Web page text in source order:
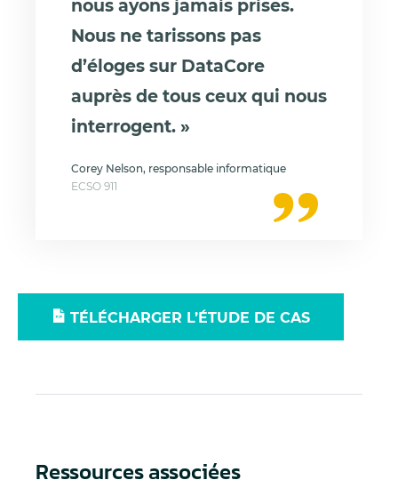
nous ayons jamais prises.
Nous ne tarissons pas
d’éloges sur DataCore
auprès de tous ceux qui nous
interrogent. »
Corey Nelson, responsable informatique
ECSO 911
TÉLÉCHARGER L’ÉTUDE DE CAS
Ressources associées